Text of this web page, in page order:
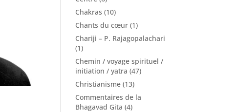
Chakras (10)
Chants du cœur (1)
Chariji – P. Rajagopalachari
(1)
Chemin / voyage spirituel /
initiation / yatra (47)
Christianisme (13)
Commentaires de la
Bhagavad Gita (4)